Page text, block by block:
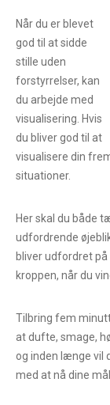
Når du er blevet
god til at sidde
stille uden
forstyrrelser, kan
du arbejde med
visualisering. Hvis
du bliver god til at
visualisere din
situationer.
Her skal du både
udfordrende
bliver udfordret
kroppen, når du
Tilbring fem
at dufte, smage,
og inden længe vil
med at nå dine mål.